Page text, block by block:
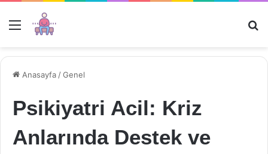
Menü
Anasayfa /Genel
Psikiyatri Acil: Kriz
Anlarında Destek ve